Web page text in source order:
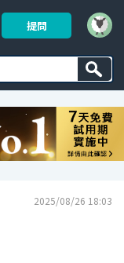
提問
2025/08/26 18:03